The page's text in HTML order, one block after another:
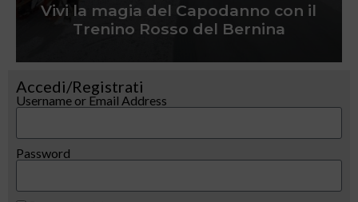
Vivi la magia del Capodanno con il
Trenino Rosso del Bernina
Accedi/Registrati
Username or Email Address
Password